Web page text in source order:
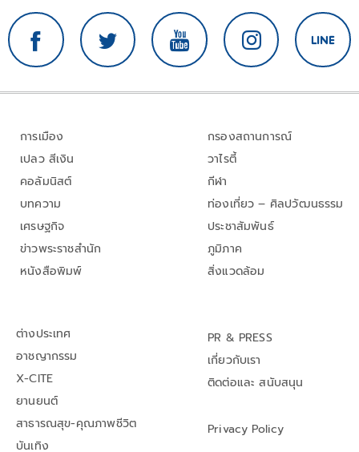
การเมือง
เปลว สีเงิน
คอลัมนิสต์
บทความ
เศรษฐกิจ
ข่าวพระราชสำนัก
หนังสือพิมพ์
กรองสถานการณ์
วาไรตี้
กีฬา
ท่องเที่ยว – ศิลปวัฒนธรรม
ประชาสัมพันธ์
ภูมิภาค
สิ่งแวดล้อม
ต่างประเทศ
อาชญากรรม
X-CITE
ยานยนต์
สาธารณสุข-คุณภาพชีวิต
บันเทิง
PR & PRESS
เกี่ยวกับเรา
ติดต่อและ สนับสนุน
Privacy Policy